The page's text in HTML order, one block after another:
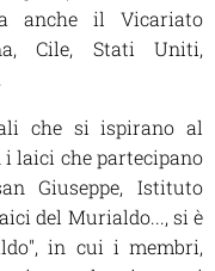
anche il Vicariato
Cile, Stati Uniti,
che si ispirano al
i laici che partecipano
Giuseppe, Istituto
del Murialdo..., si è
in cui i membri,